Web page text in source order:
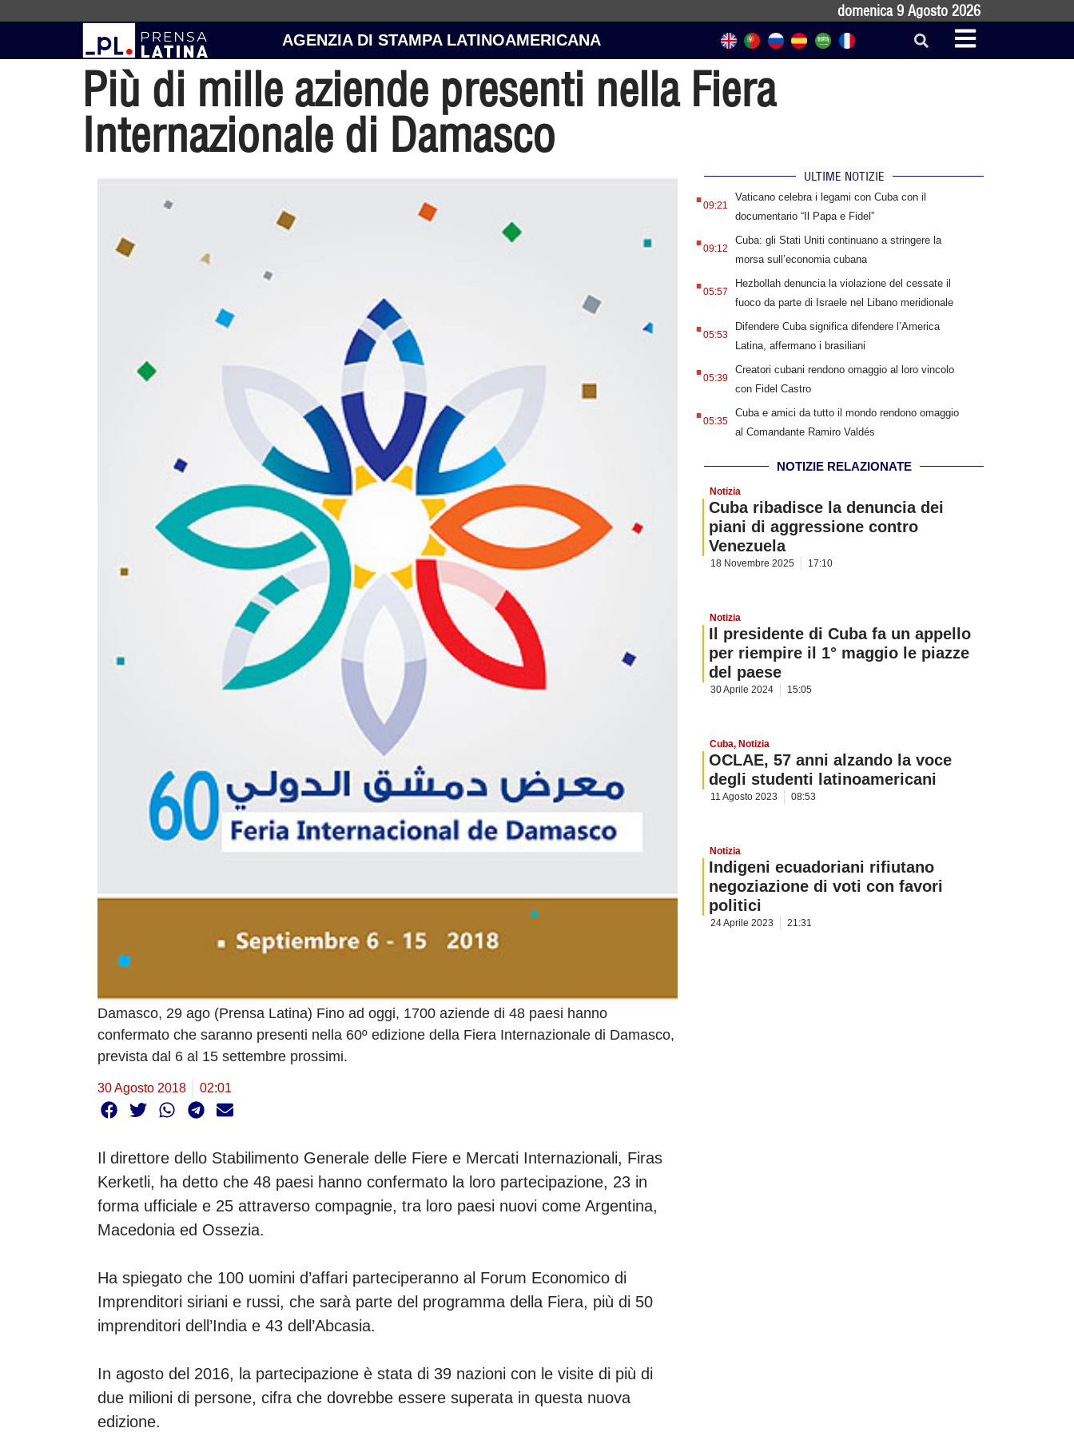
domenica 9 Agosto 2026
AGENZIA DI STAMPA LATINOAMERICANA
Più di mille aziende presenti nella Fiera
Internazionale di Damasco
Damasco, 29 ago (Prensa Latina) Fino ad oggi, 1700 aziende di 48 paesi hanno
confermato che saranno presenti nella 60º edizione della Fiera Internazionale di Damasco,
prevista dal 6 al 15 settembre prossimi.
30 Agosto 2018 02:01
Il direttore dello Stabilimento Generale delle Fiere e Mercati Internazionali, Firas
Kerketli, ha detto che 48 paesi hanno confermato la loro partecipazione, 23 in
forma ufficiale e 25 attraverso compagnie, tra loro paesi nuovi come Argentina,
Macedonia ed Ossezia.
Ha spiegato che 100 uomini d’affari parteciperanno al Forum Economico di
Imprenditori siriani e russi, che sarà parte del programma della Fiera, più di 50
imprenditori dell’India e 43 dell’Abcasia.
In agosto del 2016, la partecipazione è stata di 39 nazioni con le visite di più di
due milioni di persone, cifra che dovrebbe essere superata in questa nuova
edizione.
ULTIME NOTIZIE
.09:21
Vaticano celebra i legami con Cuba con il
documentario “Il Papa e Fidel”
.09:12
Cuba: gli Stati Uniti continuano a stringere la
morsa sull’economia cubana
.05:57
Hezbollah denuncia la violazione del cessate il
fuoco da parte di Israele nel Libano meridionale
.05:53
Difendere Cuba significa difendere l’America
Latina, affermano i brasiliani
.05:39
Creatori cubani rendono omaggio al loro vincolo
con Fidel Castro
.05:35
Cuba e amici da tutto il mondo rendono omaggio
al Comandante Ramiro Valdés
NOTIZIE RELAZIONATE
Notizia
Cuba ribadisce la denuncia dei
piani di aggressione contro
Venezuela
18 Novembre 2025 17:10
Notizia
Il presidente di Cuba fa un appello
per riempire il 1° maggio le piazze
del paese
30 Aprile 2024 15:05
Cuba, Notizia
OCLAE, 57 anni alzando la voce
degli studenti latinoamericani
11 Agosto 2023 08:53
Notizia
Indigeni ecuadoriani rifiutano
negoziazione di voti con favori
politici
24 Aprile 2023 21:31